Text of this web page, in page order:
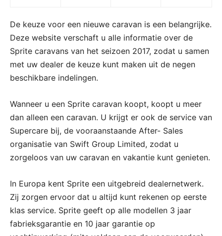
De keuze voor een nieuwe caravan is een belangrijke.
Deze website verschaft u alle informatie over de
Sprite caravans van het seizoen 2017, zodat u samen
met uw dealer de keuze kunt maken uit de negen
beschikbare indelingen.
Wanneer u een Sprite caravan koopt, koopt u meer
dan alleen een caravan. U krijgt er ook de service van
Supercare bij, de vooraanstaande After- Sales
organisatie van Swift Group Limited, zodat u
zorgeloos van uw caravan en vakantie kunt genieten.
In Europa kent Sprite een uitgebreid dealernetwerk.
Zij zorgen ervoor dat u altijd kunt rekenen op eerste
klas service. Sprite geeft op alle modellen 3 jaar
fabrieksgarantie en 10 jaar garantie op